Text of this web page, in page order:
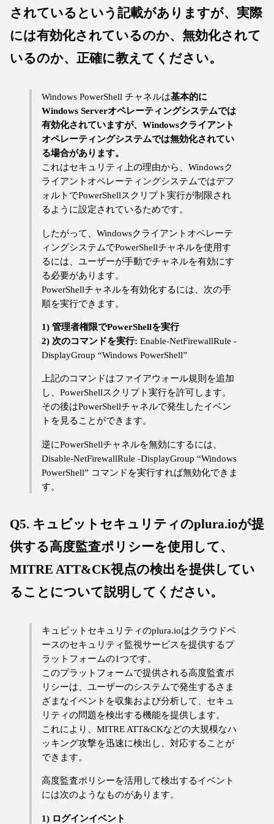
されているという記載がありますが、実際
には有効化されているのか、無効化されて
いるのか、正確に教えてください。
Windows PowerShell チャネルは基本的に
Windows Serverオペレーティングシステムでは
有効化されていますが、Windowsクライアント
オペレーティングシステムでは無効化されてい
る場合があります。
これはセキュリティ上の理由から、Windowsク
ライアントオペレーティングシステムではデフ
ォルトでPowerShellスクリプト実行が制限され
るように設定されているためです。
したがって、Windowsクライアントオペレーテ
ィングシステムでPowerShellチャネルを使用す
るには、ユーザーが手動でチャネルを有効にす
る必要があります。
PowerShellチャネルを有効化するには、次の手
順を実行できます。
1) 管理者権限でPowerShellを実行
2) 次のコマンドを実行: Enable-NetFirewallRule -
DisplayGroup “Windows PowerShell”
上記のコマンドはファイアウォール規則を追加
し、PowerShellスクリプト実行を許可します。
その後はPowerShellチャネルで発生したイベン
トを見ることができます。
逆にPowerShellチャネルを無効にするには、
Disable-NetFirewallRule -DisplayGroup “Windows
PowerShell” コマンドを実行すれば無効化できま
す。
Q5. キュビットセキュリティのplura.ioが提
供する高度監査ポリシーを使用して、
MITRE ATT&CK視点の検出を提供してい
ることについて説明してください。
キュビットセキュリティのplura.ioはクラウドベ
ースのセキュリティ監視サービスを提供するプ
ラットフォームの1つです。
このプラットフォームで提供される高度監査ポ
リシーは、ユーザーのシステムで発生するさま
ざまなイベントを収集および分析して、セキュ
リティの問題を検出する機能を提供します。
これにより、MITRE ATT&CKなどの大規模なハ
ッキング攻撃を迅速に検出し、対応することが
できます。
高度監査ポリシーを活用して検出するイベント
には次のようなものがあります。
1) ログインイベント